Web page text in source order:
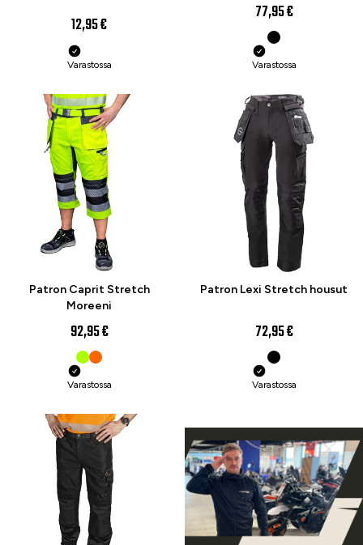
12,95 €
Varastossa
77,95 €
Varastossa
Patron Caprit Stretch
Moreeni
92,95 €
Varastossa
Patron Lexi Stretch housut
72,95 €
Varastossa